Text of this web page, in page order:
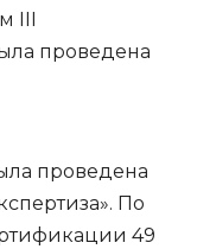
III
проведена
проведена
По
49